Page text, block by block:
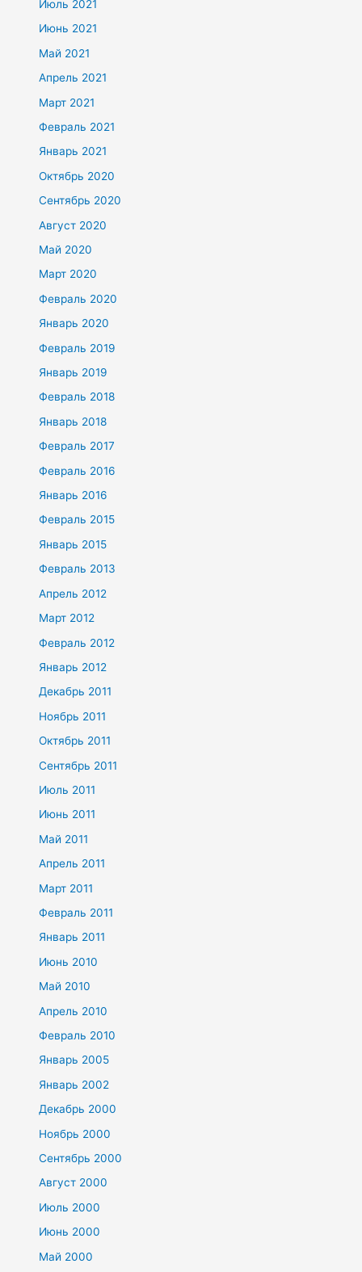
Июль 2021
Июнь 2021
Май 2021
Апрель 2021
Март 2021
Февраль 2021
Январь 2021
Октябрь 2020
Сентябрь 2020
Август 2020
Май 2020
Март 2020
Февраль 2020
Январь 2020
Февраль 2019
Январь 2019
Февраль 2018
Январь 2018
Февраль 2017
Февраль 2016
Январь 2016
Февраль 2015
Январь 2015
Февраль 2013
Апрель 2012
Март 2012
Февраль 2012
Январь 2012
Декабрь 2011
Ноябрь 2011
Октябрь 2011
Сентябрь 2011
Июль 2011
Июнь 2011
Май 2011
Апрель 2011
Март 2011
Февраль 2011
Январь 2011
Июнь 2010
Май 2010
Апрель 2010
Февраль 2010
Январь 2005
Январь 2002
Декабрь 2000
Ноябрь 2000
Сентябрь 2000
Август 2000
Июль 2000
Июнь 2000
Май 2000